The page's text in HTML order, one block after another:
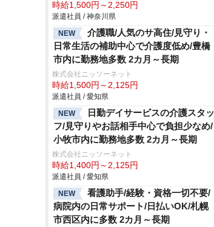
時給1,500円～2,250円
派遣社員 / 神奈川県
NEW
介護職/人気のサ高住/見守り・
日常生活の補助中心で介護度低め/豊橋
市内に勤務地多数 2カ月～長期
株式会社ニッソーネット
時給1,500円～2,125円
派遣社員 / 愛知県
NEW
日勤デイサービスの介護スタッ
フ/見守りやお話相手中心で負担少なめ/
小牧市内に勤務地多数 2カ月～長期
株式会社ニッソーネット
時給1,400円～2,125円
派遣社員 / 愛知県
NEW
看護助手/経験・資格一切不要/
病院内の日常サポート/日払いOK/札幌
市西区内に多数 2カ月～長期